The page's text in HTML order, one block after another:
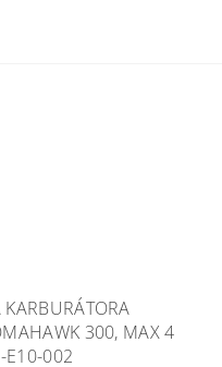
300, MAX 4
E10-002